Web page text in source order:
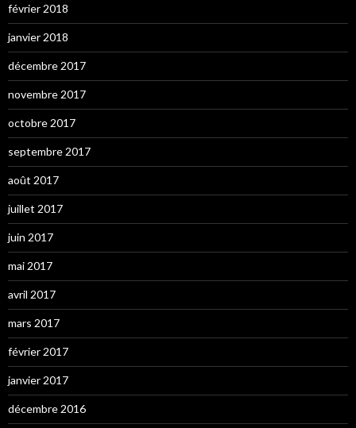
février 2018
janvier 2018
décembre 2017
novembre 2017
octobre 2017
septembre 2017
août 2017
juillet 2017
juin 2017
mai 2017
avril 2017
mars 2017
février 2017
janvier 2017
décembre 2016